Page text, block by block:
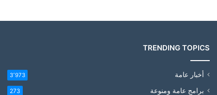
TRENDING TOPICS
أخبار عامة 3٬973
برامج عامة ومنوعة 273